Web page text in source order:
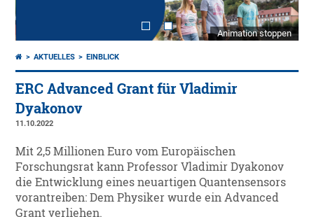
Animation stoppen
AKTUELLES EINBLICK
ERC Advanced Grant für Vladimir
Dyakonov
11.10.2022
Mit 2,5 Millionen Euro vom Europäischen
Forschungsrat kann Professor Vladimir Dyakonov
die Entwicklung eines neuartigen Quantensensors
vorantreiben: Dem Physiker wurde ein Advanced
Grant verliehen.